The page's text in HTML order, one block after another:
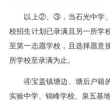
以上②、③，当石光中学、
校招生计划已录满且另一所学
至第一志愿学校 ，且 选择愿意
所学校至录满为止。
④宝盖镇塘边、塘后户籍的
实验中学、锦峰学校、泉五基